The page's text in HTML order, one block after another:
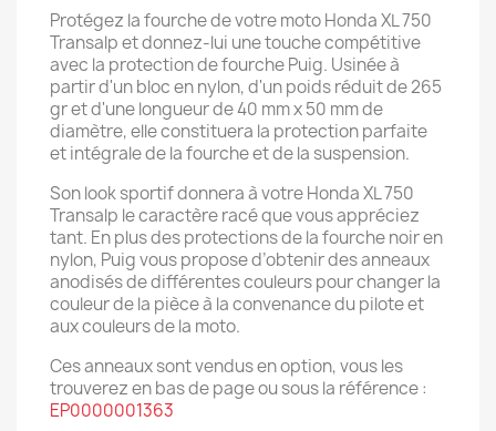
Protégez la fourche de votre moto Honda XL 750
Transalp et donnez-lui une touche compétitive
avec la protection de fourche Puig. Usinée à
partir d'un bloc en nylon, d'un poids réduit de 265
gr et d'une longueur de 40 mm x 50 mm de
diamètre, elle constituera la protection parfaite
et intégrale de la fourche et de la suspension.
Son look sportif donnera à votre Honda XL 750
Transalp le caractère racé que vous appréciez
tant. En plus des protections de la fourche noir en
nylon, Puig vous propose d’obtenir des anneaux
anodisés de différentes couleurs pour changer la
couleur de la pièce à la convenance du pilote et
aux couleurs de la moto.
Ces anneaux sont vendus en option, vous les
trouverez en bas de page ou sous la référence :
EP0000001363